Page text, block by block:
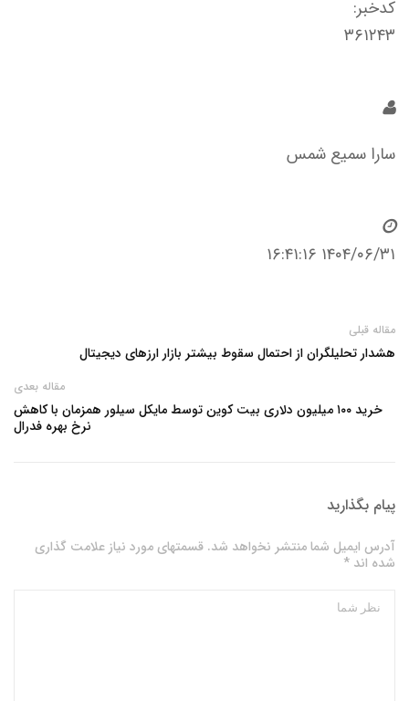
کدخبر:
۳۶۱۲۴۳
سارا سمیع شمس
۱۴۰۴/۰۶/۳۱ ۱۶:۴۱:۱۶
مقاله قبلی
هشدار تحلیلگران از احتمال سقوط بیشتر بازار ارزهای دیجیتال
مقاله بعدی
خرید ۱۰۰ میلیون دلاری بیت‌ کوین توسط مایکل سیلور همزمان با کاهش
نرخ بهره فدرال
پیام بگذارید
آدرس ایمیل شما منتشر نخواهد شد. قسمتهای مورد نیاز علامت گذاری
شده اند *